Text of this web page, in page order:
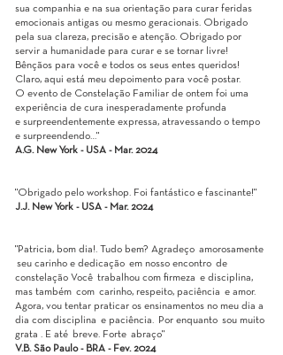
sua companhia e na sua orientação para curar feridas
emocionais antigas ou mesmo geracionais. Obrigado
pela sua clareza, precisão e atenção. Obrigado por
servir a humanidade para curar e se tornar livre!
Bênçãos para você e todos os seus entes queridos!
Claro, aqui está meu depoimento para você postar.
O evento de Constelação Familiar de ontem foi uma
experiência de cura inesperadamente profunda
e surpreendentemente expressa, atravessando o tempo
e surpreendendo…"
A.G. New York - USA - Mar. 2024
"Obrigado pelo workshop. Foi fantástico e fascinante!"
J.J. New York - USA - Mar. 2024
"Patricia, bom dia!. Tudo bem? Agradeço amorosamente
seu carinho e dedicação em nosso encontro de
constelação Você trabalhou com firmeza e disciplina,
mas também com carinho, respeito, paciência e amor.
Agora, vou tentar praticar os ensinamentos no meu dia a
dia com disciplina e paciência. Por enquanto sou muito
grata . E até breve. Forte abraço"
V.B. São Paulo - BRA - Fev. 2024